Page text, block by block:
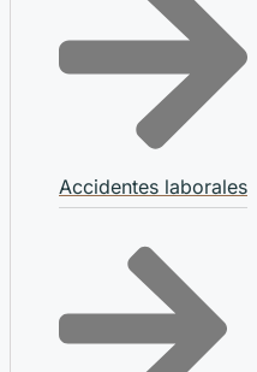
Accidentes laborales